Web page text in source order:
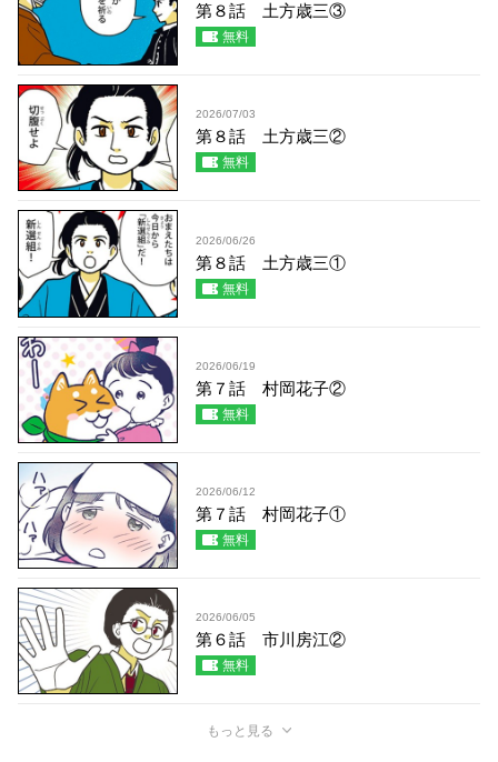
第８話 土方歳三③
無料
2026/07/03
第８話 土方歳三②
無料
2026/06/26
第８話 土方歳三①
無料
2026/06/19
第７話 村岡花子②
無料
2026/06/12
第７話 村岡花子①
無料
2026/06/05
第６話 市川房江②
無料
もっと見る